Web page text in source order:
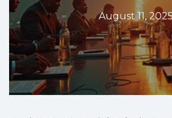
August 11,